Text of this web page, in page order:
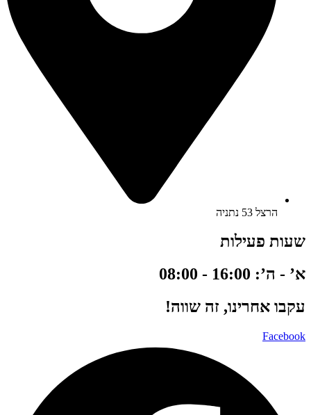
הרצל 53 נתניה
שעות פעילות
א’ - ה’: 16:00 - 08:00
עקבו אחרינו, זה שווה!
Facebook